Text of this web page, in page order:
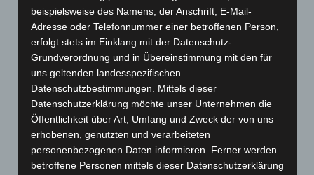
Art.-Nr. 9004-1
Schal, 100% Polyester, Chiffon, Format ca.
42x180cm
Preis: 0,00 € zzgl. MwSt. + Versandkosten
beispielsweise des Namens, der Anschrift, E-Mail-
Adresse oder Telefonnummer einer betroffenen Person,
erfolgt stets im Einklang mit der Datenschutz-
Grundverordnung und in Übereinstimmung mit den für
uns geltenden landesspezifischen
Datenschutzbestimmungen. Mittels dieser
Datenschutzerklärung möchte unser Unternehmen die
Öffentlichkeit über Art, Umfang und Zweck der von uns
erhobenen, genutzten und verarbeiteten
personenbezogenen Daten informieren. Ferner werden
betroffene Personen mittels dieser Datenschutzerklärung